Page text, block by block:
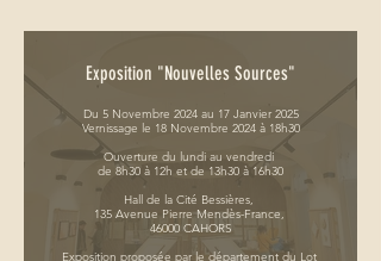
Exposition "Nouvelles Sources"
Du 5 Novembre 2024 au 17 Janvier 2025
Vernissage le 18 Novembre 2024 à 18h30
Ouverture du lundi au vendredi
de 8h30 à 12h et de 13h30 à 16h30
Hall de la Cité Bessières,
135 Avenue Pierre Mendès-France,
46000 CAHORS
Exposition proposée par le département du Lot